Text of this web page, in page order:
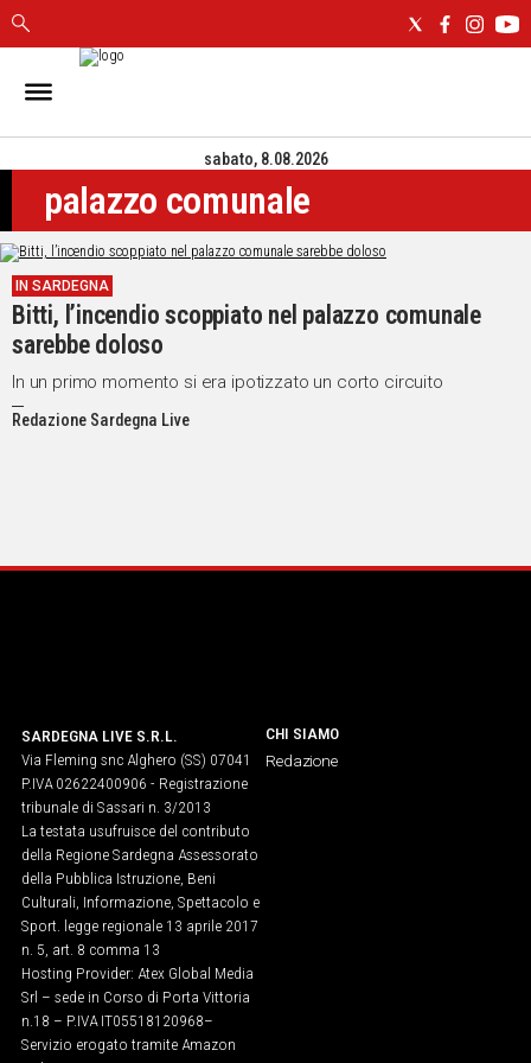
IN
CAGLIARI
SASSARI
NUORO
ORISTANO
SULCIS
GALLURA
OGLIASTRA
MEDIO
CAMPIDANO
IN
STORIE
VIDEO
UNISCITI
AL CANALE
WHATSAPP
sabato, 8.08.2026
palazzo comunale
IN SARDEGNA
Bitti, l’incendio scoppiato nel palazzo comunale
sarebbe doloso
In un primo momento si era ipotizzato un corto circuito
Redazione Sardegna Live
SARDEGNA LIVE S.R.L.
Via Fleming snc Alghero (SS) 07041
P.IVA 02622400906 - Registrazione
tribunale di Sassari n. 3/2013
La testata usufruisce del contributo
della Regione Sardegna Assessorato
della Pubblica Istruzione, Beni
Culturali, Informazione, Spettacolo e
Sport. legge regionale 13 aprile 2017
n. 5, art. 8 comma 13
Hosting Provider: Atex Global Media
Srl – sede in Corso di Porta Vittoria
n.18 – P.IVA IT05518120968​–
Servizio erogato tramite Amazon
CHI SIAMO
Redazione